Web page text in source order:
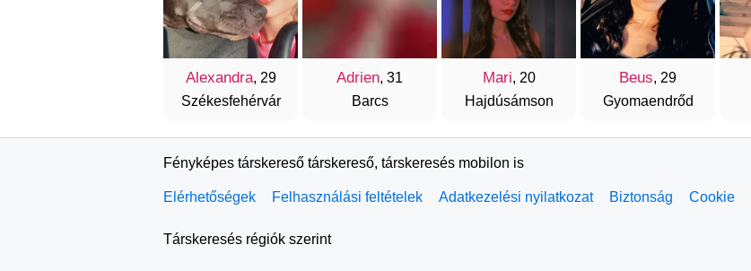
Alexandra, 29
Székesfehérvár
Adrien, 31
Barcs
Mari, 20
Hajdúsámson
Beus, 29
Gyomaendrőd
Fényképes társkereső társkereső, társkeresés mobilon is
Elérhetőségek Felhasználási feltételek Adatkezelési nyilatkozat Biztonság Cookie
Társkeresés régiók szerint